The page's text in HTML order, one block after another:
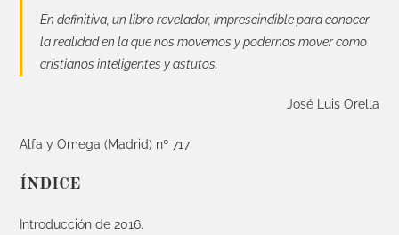
En definitiva, un libro revelador, imprescindible para conocer
la realidad en la que nos movemos y podernos mover como
cristianos inteligentes y astutos.
José Luis Orella
Alfa y Omega (Madrid) nº 717
ÍNDICE
Introducción de 2016.